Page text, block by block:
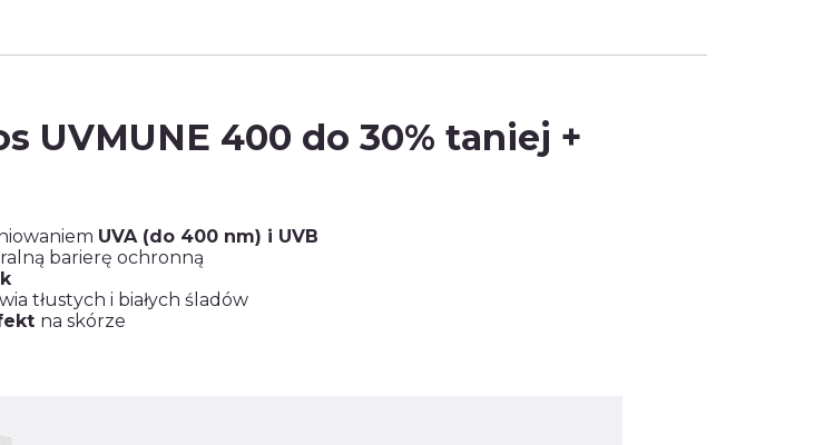
UVMUNE 400 do 30% taniej +
UVA (do 400 nm) i UVB
barierę ochronną
tłustych i białych śladów
na skórze